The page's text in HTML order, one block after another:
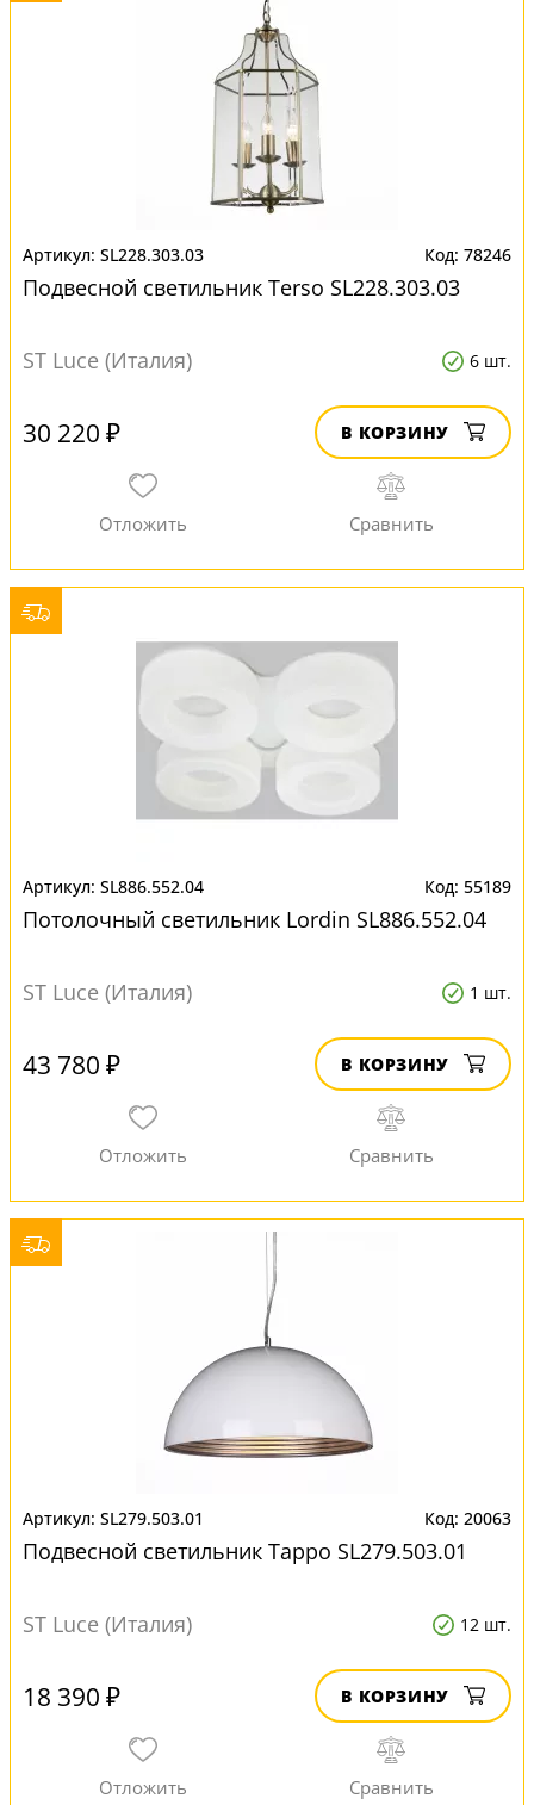
SL228.303.03 78246
Подвесной светильник Terso SL228.303.03
ST Luce (Италия) 6 шт.
30 220 ₽ В КОРЗИНУ
SL886.552.04 55189
Потолочный светильник Lordin SL886.552.04
ST Luce (Италия) 1 шт.
43 780 ₽ В КОРЗИНУ
SL279.503.01 20063
Подвесной светильник Tappo SL279.503.01
ST Luce (Италия) 12 шт.
18 390 ₽ В КОРЗИНУ